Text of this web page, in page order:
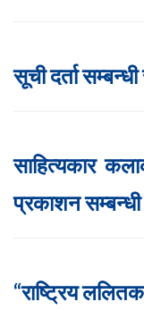
सूची दर्ता
साहित्यकार
प्रकाशन
“राष्ट्रिय